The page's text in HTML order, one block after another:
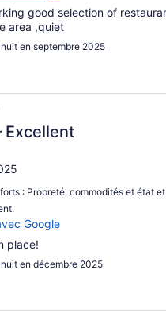
good selection of
area ,quiet
en septembre 2025
Excellent
: Propreté, commodités et état
Google
place!
en décembre 2025